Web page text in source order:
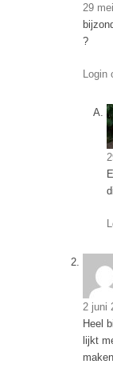
29
?
Login
2 juni
Heel
lijkt